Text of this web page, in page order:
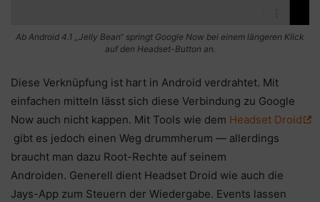
Ab Android 4.1 „Jelly Bean“ springt Google Now bei einem längeren Klick
auf den Headset-Button an.
Diese Verknüpfung ist hart in Android verdrahtet. Mit
einfachen mitteln lässt sich diese Verbindung zu Google
Now auch nicht kappen. Mit Tools wie dem Headset Droid
gibt es jedoch einen Weg drummherum — allerdings
braucht man dazu Root-Rechte auf seinem
Androiden. Generell dient Headset Droid wie auch die
Jays-App zum Steuern der Wiedergabe. Events lassen